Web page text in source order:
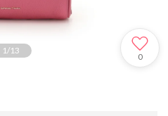
1/13
0